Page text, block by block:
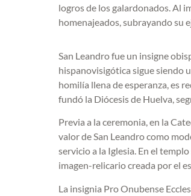
logros de los galardonados. Al
homenajeados, subrayando su
San Leandro fue un insigne
hispanovisigótica sigue siendo
homilía llena de esperanza, es
fundó la Diócesis de Huelva,
Previa a la ceremonia, en la
valor de San Leandro como
servicio a la Iglesia. En el
imagen-relicario creada por el
La insignia Pro Onubense